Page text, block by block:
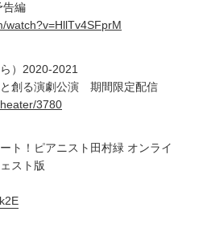
告編
watch?v=HllTv4SFprM
）2020-2021
と創る演劇公演 期間限定配信
3780
ト！ピアニスト田村緑 オンライ
ェスト版